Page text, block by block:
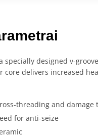
specially designed v-
core delivers increased
threading and damage
for anti-seize